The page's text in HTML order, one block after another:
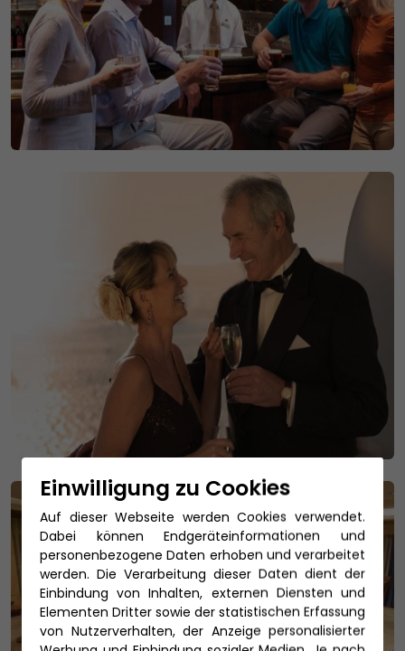
Einwilligung zu Cookies
Auf dieser Webseite werden Cookies verwendet.
Dabei können Endgeräteinformationen und
personenbezogene Daten erhoben und verarbeitet
werden. Die Verarbeitung dieser Daten dient der
Einbindung von Inhalten, externen Diensten und
Elementen Dritter sowie der statistischen Erfassung
von Nutzerverhalten, der Anzeige personalisierter